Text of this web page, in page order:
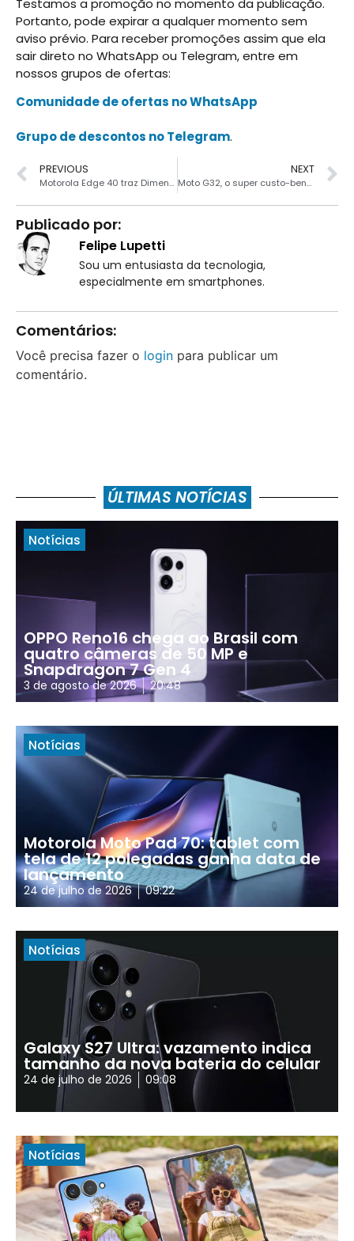
Testamos a promoção no momento da publicação.
Portanto, pode expirar a qualquer momento sem
aviso prévio. Para receber promoções assim que ela
sair direto no WhatsApp ou Telegram, entre em
nossos grupos de ofertas:
Comunidade de ofertas no WhatsApp
Grupo de descontos no Telegram.
PREVIOUS
Motorola Edge 40 traz Dimensity 8020 e proteção IP68 contra água
NEXT
Moto G32, o super custo-benefício da Motorola em promoção
Publicado por:
Felipe Lupetti
Sou um entusiasta da tecnologia,
especialmente em smartphones.
Comentários:
Você precisa fazer o login para publicar um
comentário.
ÚLTIMAS NOTÍCIAS
Notícias
OPPO Reno16 chega ao Brasil com
quatro câmeras de 50 MP e
Snapdragon 7 Gen 4
3 de agosto de 2026 20:48
Notícias
Motorola Moto Pad 70: tablet com
tela de 12 polegadas ganha data de
lançamento
24 de julho de 2026 09:22
Notícias
Galaxy S27 Ultra: vazamento indica
tamanho da nova bateria do celular
24 de julho de 2026 09:08
Notícias